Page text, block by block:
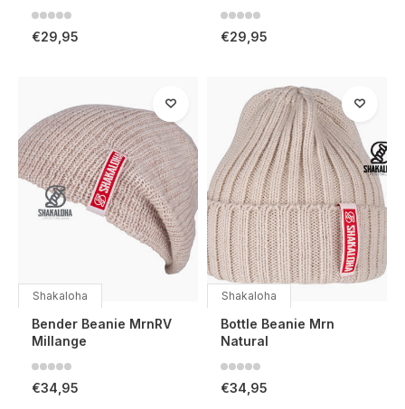
€29,95 €29,95
Shakaloha
Bender Beanie MrnRV
Millange
€34,95
Shakaloha
Bottle Beanie Mrn
Natural
€34,95